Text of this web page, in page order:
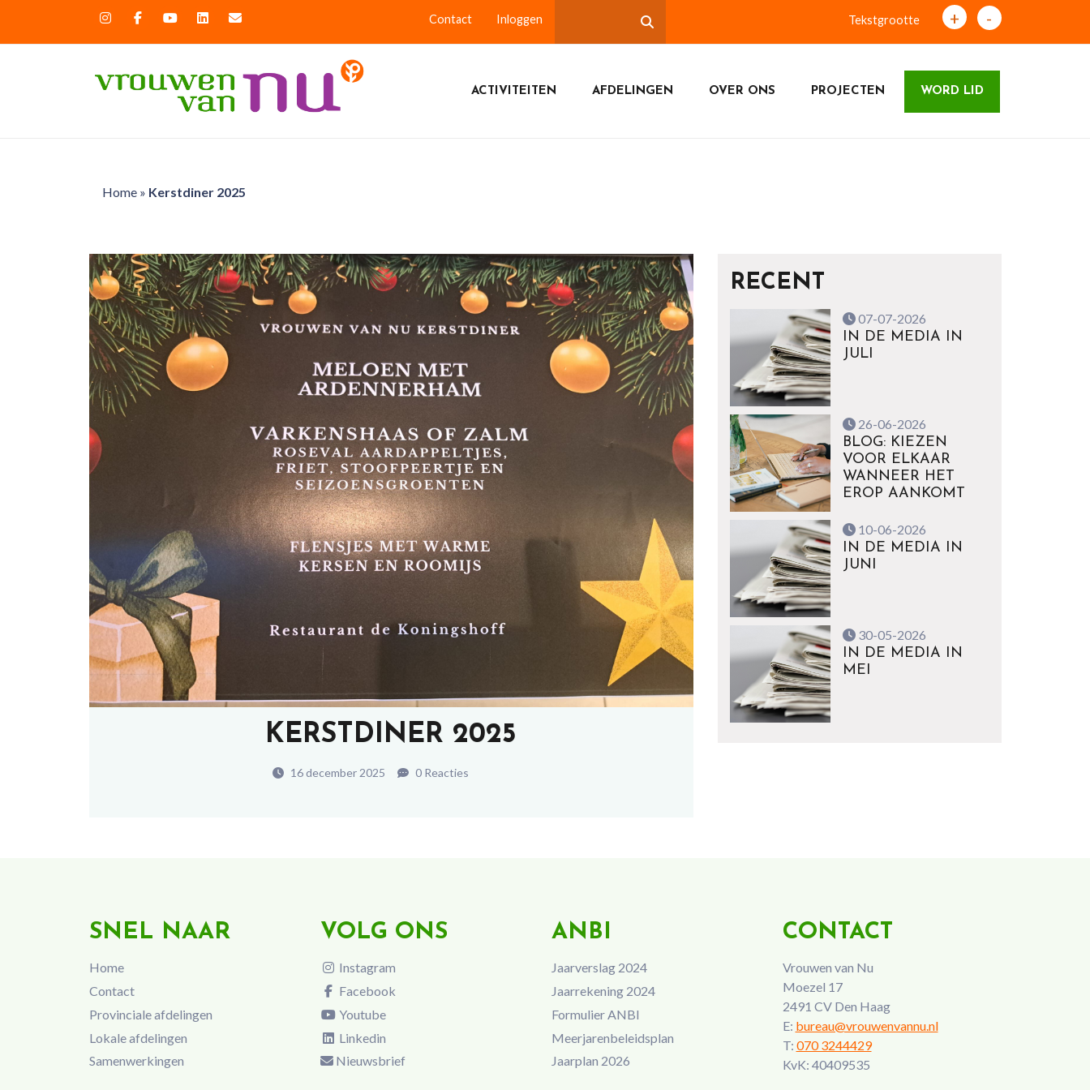
Contact Inloggen Tekstgrootte + -
ACTIVITEITEN AFDELINGEN OVER ONS PROJECTEN WORD LID
Home» Kerstdiner 2025
KERSTDINER 2025
16 december 2025 0 Reacties
RECENT
07-07-2026
IN DE MEDIA IN
JULI
26-06-2026
BLOG: KIEZEN
VOOR ELKAAR
WANNEER HET
EROP AANKOMT
10-06-2026
IN DE MEDIA IN
JUNI
30-05-2026
IN DE MEDIA IN
MEI
SNEL NAAR
Home
Contact
Provinciale afdelingen
Lokale afdelingen
Samenwerkingen
VOLG ONS
Instagram
Facebook
Youtube
Linkedin
Nieuwsbrief
ANBI
Jaarverslag 2024
Jaarrekening 2024
Formulier ANBI
Meerjarenbeleidsplan
Jaarplan 2026
CONTACT
Vrouwen van Nu
Moezel 17
2491 CV Den Haag
E: bureau@vrouwenvannu.nl
T: 070 3244429
KvK: 40409535